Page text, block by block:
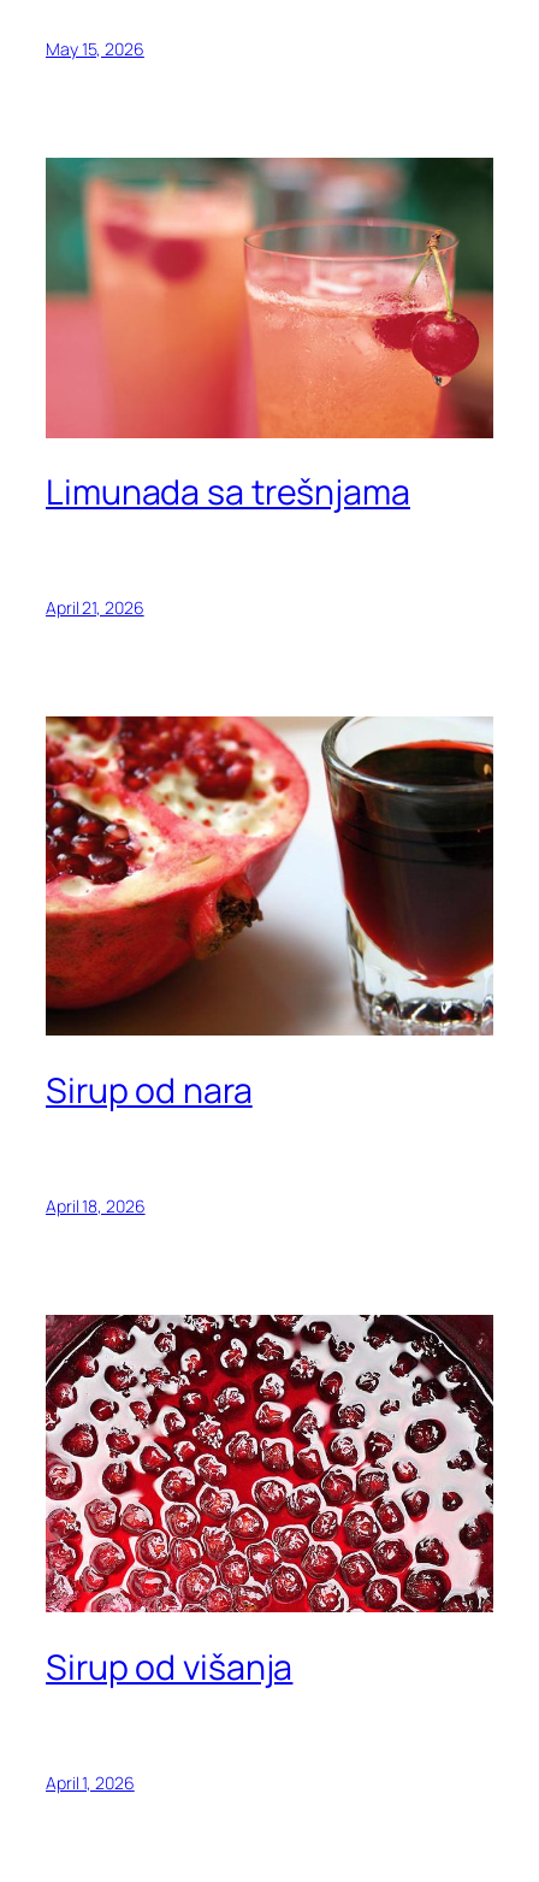
May 15, 2026
Limunada sa trešnjama
April 21, 2026
Sirup od nara
April 18, 2026
Sirup od višanja
April 1, 2026